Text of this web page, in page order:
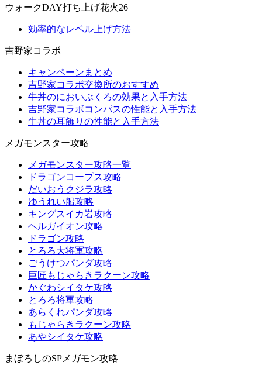
ウォークDAY打ち上げ花火26
効率的なレベル上げ方法
吉野家コラボ
キャンペーンまとめ
吉野家コラボ交換所のおすすめ
牛丼のにおいぶくろの効果と入手方法
吉野家コラボコンパスの性能と入手方法
牛丼の耳飾りの性能と入手方法
メガモンスター攻略
メガモンスター攻略一覧
ドラゴンコープス攻略
だいおうクジラ攻略
ゆうれい船攻略
キングスイカ岩攻略
ヘルガイオン攻略
ドラゴン攻略
とろろ大将軍攻略
ごうけつパンダ攻略
巨匠もじゃらきラクーン攻略
かぐわシイタケ攻略
とろろ将軍攻略
あらくれパンダ攻略
もじゃらきラクーン攻略
あやシイタケ攻略
まぼろしのSPメガモン攻略